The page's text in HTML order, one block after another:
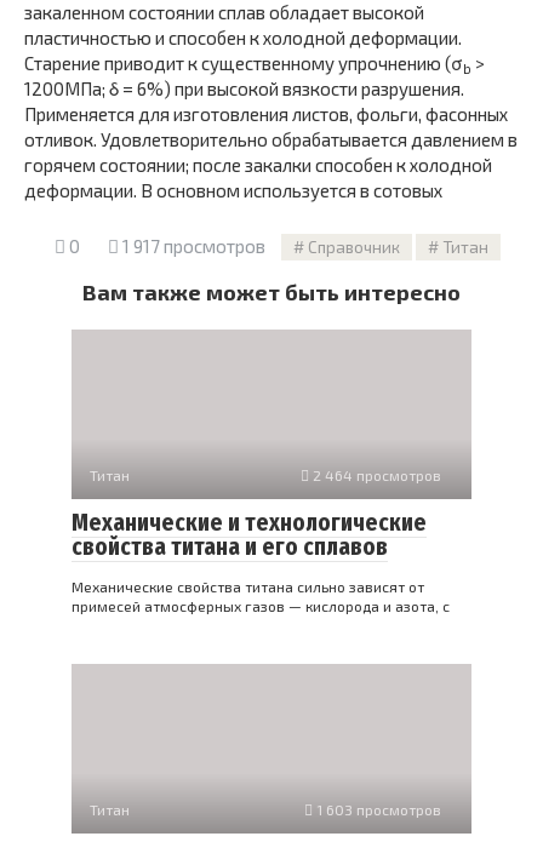
закаленном состоянии сплав обладает высокой
пластичностью и способен к холодной деформации.
Старение приводит к существенному упрочнению (σb >
1200МПа; δ = 6%) при высокой вязкости разрушения.
Применяется для изготовления листов, фольги, фасонных
отливок. Удовлетворительно обрабатывается давлением в
горячем состоянии; после закалки способен к холодной
деформации. В основном используется в сотовых
0 1 917 просмотров Справочник Титан
Вам также может быть интересно
Титан 2 464 просмотров
Механические и технологические
свойства титана и его сплавов
Механические свойства титана сильно зависят от
примесей атмосферных газов — кислорода и азота, с
Титан 1 603 просмотров